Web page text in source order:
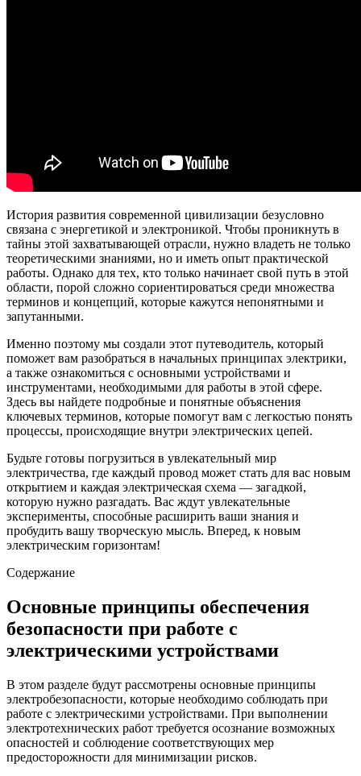
История развития современной цивилизации безусловно
связана с энергетикой и электроникой. Чтобы проникнуть в
тайны этой захватывающей отрасли, нужно владеть не только
теоретическими знаниями, но и иметь опыт практической
работы. Однако для тех, кто только начинает свой путь в этой
области, порой сложно сориентироваться среди множества
терминов и концепций, которые кажутся непонятными и
запутанными.
Именно поэтому мы создали этот путеводитель, который
поможет вам разобраться в начальных принципах электрики,
а также ознакомиться с основными устройствами и
инструментами, необходимыми для работы в этой сфере.
Здесь вы найдете подробные и понятные объяснения
ключевых терминов, которые помогут вам с легкостью понять
процессы, происходящие внутри электрических цепей.
Будьте готовы погрузиться в увлекательный мир
электричества, где каждый провод может стать для вас новым
открытием и каждая электрическая схема — загадкой,
которую нужно разгадать. Вас ждут увлекательные
эксперименты, способные расширить ваши знания и
пробудить вашу творческую мысль. Вперед, к новым
электрическим горизонтам!
Содержание
Основные принципы обеспечения
безопасности при работе с
электрическими устройствами
В этом разделе будут рассмотрены основные принципы
электробезопасности, которые необходимо соблюдать при
работе с электрическими устройствами. При выполнении
электротехнических работ требуется осознание возможных
опасностей и соблюдение соответствующих мер
предосторожности для минимизации рисков.